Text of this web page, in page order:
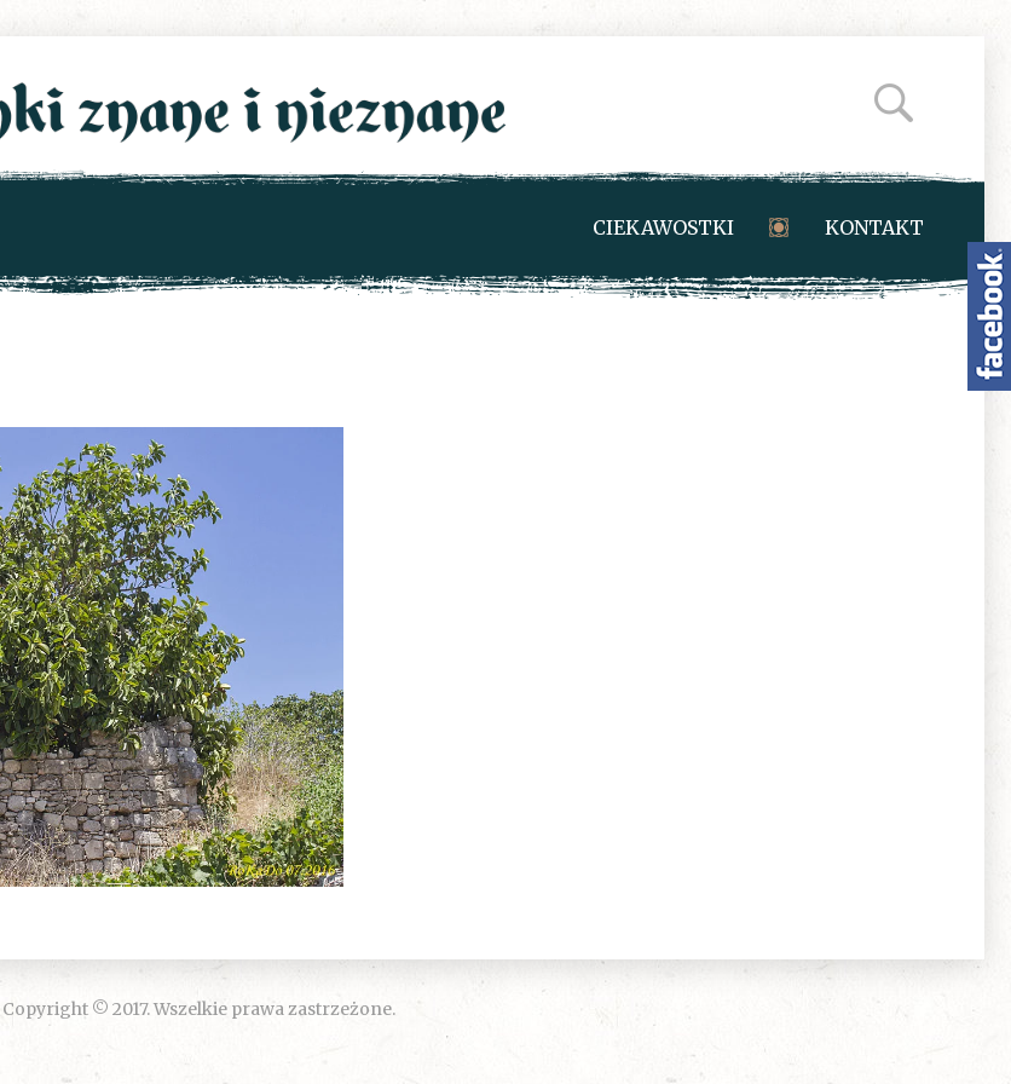
CIEKAWOSTKI KONTAKT
Copyright © 2017. Wszelkie prawa zastrzeżone.